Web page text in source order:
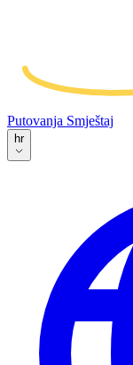
Putovanja Smještaj
hr